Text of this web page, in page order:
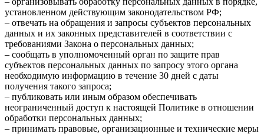
установленном действующим законодательством РФ;
– отвечать на обращения и запросы субъектов персональных
данных и их законных представителей в соответствии с
требованиями Закона о персональных данных;
– сообщать в уполномоченный орган по защите прав
субъектов персональных данных по запросу этого органа
необходимую информацию в течение 30 дней с даты
получения такого запроса;
– публиковать или иным образом обеспечивать
неограниченный доступ к настоящей Политике в отношении
обработки персональных данных;
– принимать правовые, организационные и технические меры